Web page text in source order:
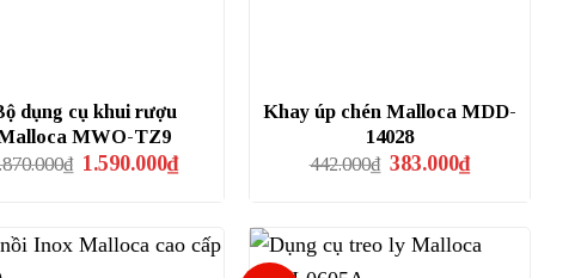
dụng cụ khui rượu
MWO-TZ9
₫ Giá
1.590.000₫Giá
hiện
1.590.000₫.
Khay úp chén Malloca MDD-
14028
442.000₫ Giá
383.000₫Giá
hiện
383.000₫.